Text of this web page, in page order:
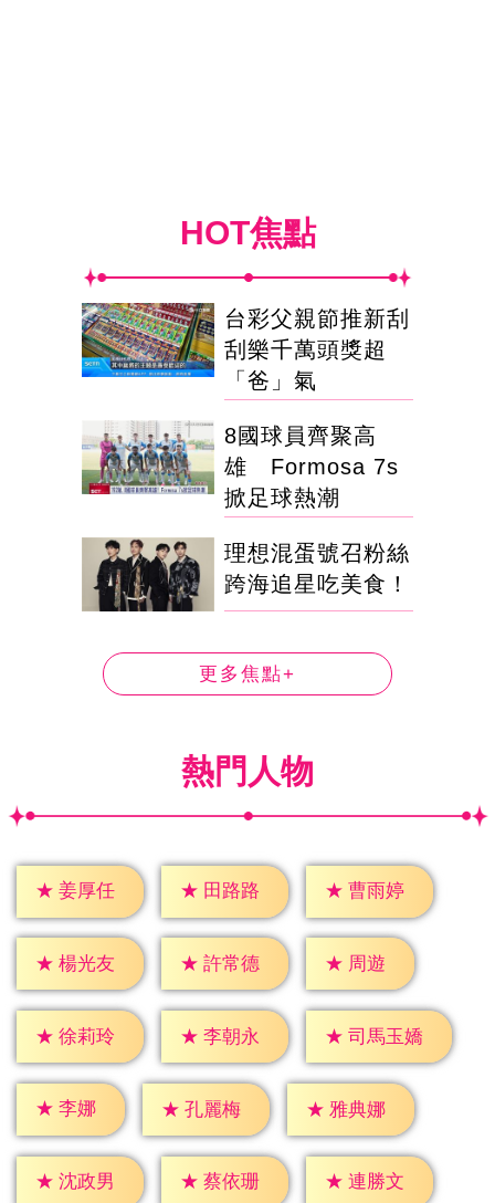
HOT焦點
台彩父親節推新刮
刮樂千萬頭獎超
「爸」氣
8國球員齊聚高
雄 Formosa 7s
掀足球熱潮
理想混蛋號召粉絲
跨海追星吃美食！
更多焦點+
熱門人物
★ 姜厚任 ★ 田路路 ★ 曹雨婷
★ 楊光友 ★ 許常德 ★ 周遊
★ 徐莉玲 ★ 李朝永 ★ 司馬玉嬌
★ 李娜 ★ 孔麗梅 ★ 雅典娜
★ 沈政男 ★ 蔡依珊 ★ 連勝文